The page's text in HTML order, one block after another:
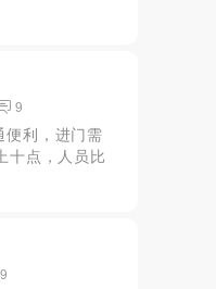
9
便利，进门需
十点，人员比
，年龄20到
子在厕所前
9